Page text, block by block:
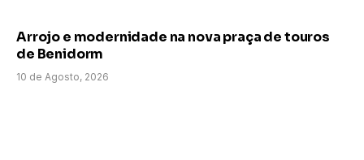
Arrojo e modernidade na nova praça de touros
de Benidorm
10 de Agosto, 2026